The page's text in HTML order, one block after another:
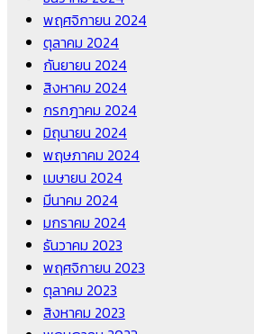
พฤศจิกายน 2024
ตุลาคม 2024
กันยายน 2024
สิงหาคม 2024
กรกฎาคม 2024
มิถุนายน 2024
พฤษภาคม 2024
เมษายน 2024
มีนาคม 2024
มกราคม 2024
ธันวาคม 2023
พฤศจิกายน 2023
ตุลาคม 2023
สิงหาคม 2023